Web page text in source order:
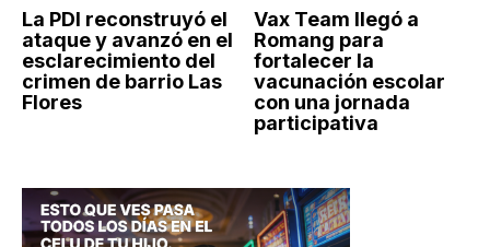
La PDI reconstruyó el
ataque y avanzó en el
esclarecimiento del
crimen de barrio Las
Flores
Vax Team llegó a
Romang para
fortalecer la
vacunación escolar
con una jornada
participativa